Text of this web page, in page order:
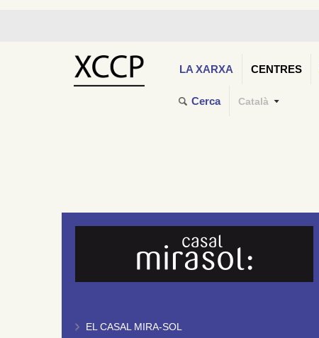
LA XARXA CENTRES
Cerca Català
EL CASAL MIRA-SOL